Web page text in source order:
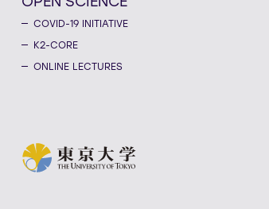
COVID-19 INITIATIVE
K2-CORE
ONLINE LECTURES